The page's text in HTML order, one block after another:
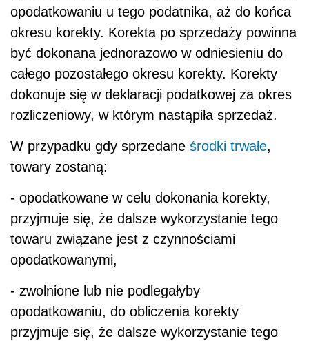
opodatkowaniu u tego podatnika, aż do końca
okresu korekty. Korekta po sprzedaży powinna
być dokonana jednorazowo w odniesieniu do
całego pozostałego okresu korekty. Korekty
dokonuje się w deklaracji podatkowej za okres
rozliczeniowy, w którym nastąpiła sprzedaż.
W przypadku gdy sprzedane środki trwałe,
towary zostaną:
- opodatkowane w celu dokonania korekty,
przyjmuje się, że dalsze wykorzystanie tego
towaru związane jest z czynnościami
opodatkowanymi,
- zwolnione lub nie podlegałyby
opodatkowaniu, do obliczenia korekty
przyjmuje się, że dalsze wykorzystanie tego